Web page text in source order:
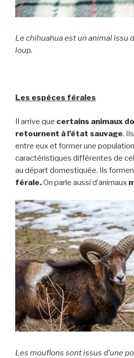
Le chihuahua est un animal issu
loup.
Les espèces férales
Il arrive que certains animaux
retournent à l’état sauvage.
entre eux et former une
caractéristiques différentes de
au départ domestiquée. Ils
férale.On parle aussi d’animaux
Les mouflons sont issus d’une